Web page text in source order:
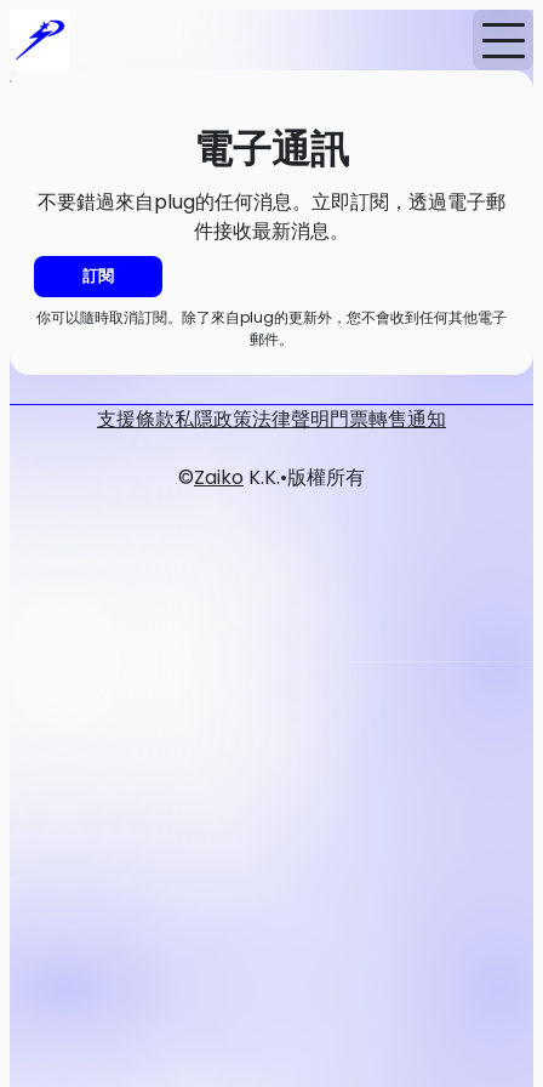
首頁
電子通訊
不要錯過來自plug的任何消息。立即訂閱，透過電子郵
件接收最新消息。
訂閱
你可以隨時取消訂閱。除了來自plug的更新外，您不會收到任何其他電子
郵件。
支援條款私隱政策法律聲明門票轉售通知
©Zaiko K.K.•版權所有